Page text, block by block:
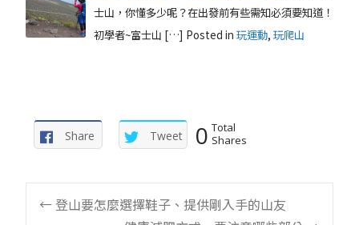
士山，你懂多少呢？在出發前有些需知必須要知道！
初學者~富士山 […] Posted in 玩運動, 玩爬山
Share Tweet 0 Total
Shares
← 登山要怎麼選擇鞋子、提供剛入手的山友